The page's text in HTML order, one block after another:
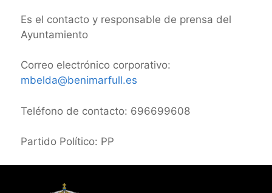
Es el contacto y responsable de prensa del
Ayuntamiento
Correo electrónico corporativo:
mbelda@benimarfull.es
Teléfono de contacto: 696699608
Partido Político: PP